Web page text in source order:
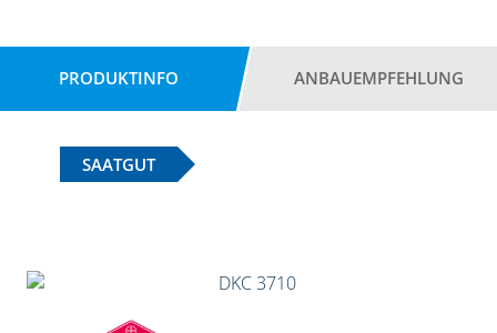
PRODUKTINFO ANBAUEMPFEHLUNG
SAATGUT